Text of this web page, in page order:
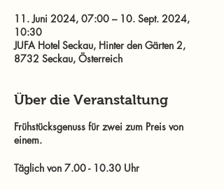
11. Juni 2024, 07:00 – 10. Sept. 2024,
10:30
JUFA Hotel Seckau, Hinter den Gärten 2,
8732 Seckau, Österreich
Über die Veranstaltung
Frühstücksgenuss für zwei zum Preis von
einem.
Täglich von 7.00 - 10.30 Uhr